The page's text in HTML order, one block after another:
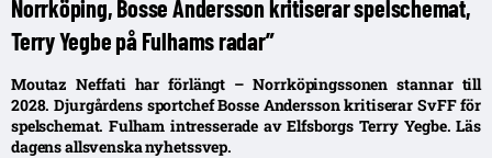
Norrköping, Bosse Andersson kritiserar spelschemat,
Terry Yegbe på Fulhams radar”
Moutaz Neffati har förlängt – Norrköpingssonen stannar till
2028. Djurgårdens sportchef Bosse Andersson kritiserar SvFF för
spelschemat. Fulham intresserade av Elfsborgs Terry Yegbe. Läs
dagens allsvenska nyhetssvep.